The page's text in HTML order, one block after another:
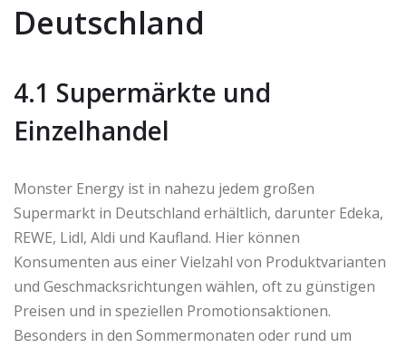
Deutschland
4.1 Supermärkte und
Einzelhandel
Monster Energy ist in nahezu jedem großen
Supermarkt in Deutschland erhältlich, darunter Edeka,
REWE, Lidl, Aldi und Kaufland. Hier können
Konsumenten aus einer Vielzahl von Produktvarianten
und Geschmacksrichtungen wählen, oft zu günstigen
Preisen und in speziellen Promotionsaktionen.
Besonders in den Sommermonaten oder rund um